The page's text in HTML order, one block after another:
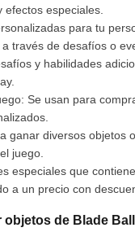
efectos especiales.
para tu
través de desafíos o
y habilidades
Se usan para
ganar diversos objetos
juego.
especiales que
a un precio con
objetos de Blade